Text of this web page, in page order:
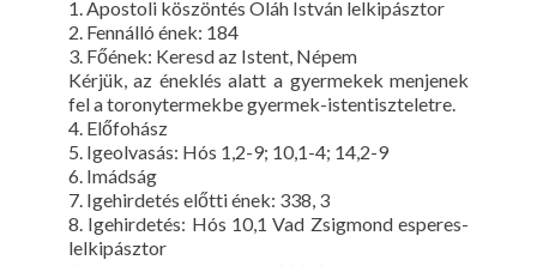
1. Apostoli köszöntés Oláh István lelkipásztor
2. Fennálló ének: 184
3. Főének: Keresd az Istent, Népem
Kérjük, az éneklés alatt a gyermekek menjenek
fel a toronytermekbe gyermek-istentiszteletre.
4. Előfohász
5. Igeolvasás: Hós 1,2-9; 10,1-4; 14,2-9
6. Imádság
7. Igehirdetés előtti ének: 338, 3
8. Igehirdetés: Hós 10,1 Vad Zsigmond esperes-
lelkipásztor